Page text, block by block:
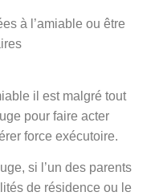
à l’amiable ou être
il est malgré tout
pour faire acter
force exécutoire.
si l’un des parents
de résidence ou le